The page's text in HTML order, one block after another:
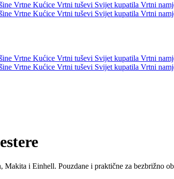
Vrtne Kućice Vrtni tuševi Svijet kupatila Vrtni
Vrtne Kućice Vrtni tuševi Svijet kupatila Vrtni
Vrtne Kućice Vrtni tuševi Svijet kupatila Vrtni
Vrtne Kućice Vrtni tuševi Svijet kupatila Vrtni
Makita i Einhell. Pouzdane i praktične za bezbrižno